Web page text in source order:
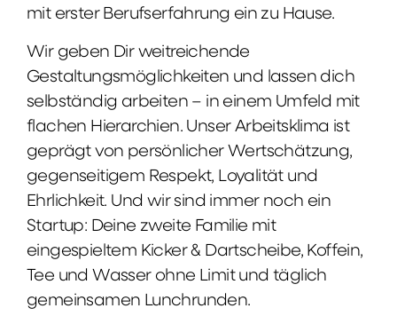
mit erster Berufserfahrung ein zu Hause.
Wir geben Dir weitreichende
Gestaltungsmöglichkeiten und lassen dich
selbständig arbeiten – in einem Umfeld mit
flachen Hierarchien. Unser Arbeitsklima ist
geprägt von persönlicher Wertschätzung,
gegenseitigem Respekt, Loyalität und
Ehrlichkeit. Und wir sind immer noch ein
Startup: Deine zweite Familie mit
eingespieltem Kicker & Dartscheibe, Koffein,
Tee und Wasser ohne Limit und täglich
gemeinsamen Lunchrunden.